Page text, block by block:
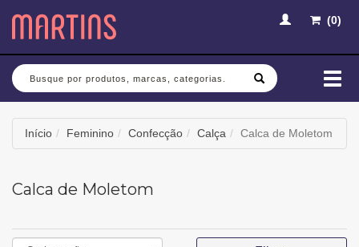
(0)
Busca
Início Feminino Confecção Calça Calca de Moletom
Calca de Moletom